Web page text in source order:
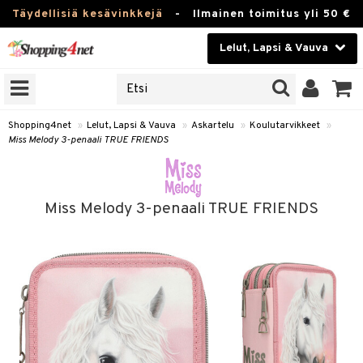
Täydellisiä kesävinkkejä - Ilmainen toimitus yli 50 €
Lelut, Lapsi & Vauva
Kauneudenhoito
Piilolinssit
Fitness
Koti & Sisustus
Lelut, Lapsi & Vauva
Tuotemerkkejä
Kampanjat
Shopping4net » Lelut, Lapsi & Vauva » Askartelu » Koulutarvikkeet »
Miss Melody 3-penaali TRUE FRIENDS
Miss Melody 3-penaali TRUE FRIENDS